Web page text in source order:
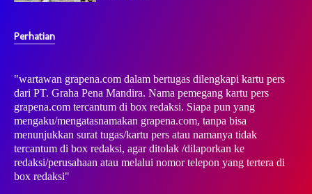
Perhatian
"wartawan grapena.com dalam bertugas dilengkapi kartu pers
dari PT. Graha Pena Mandira. Nama pemegang kartu pers
grapena.com tercantum di box redaksi. Siapa pun yang
mengaku/mengatasnamakan grapena.com, tanpa bisa
menunjukkan surat tugas/kartu pers atau namanya tidak
tercantum di box redaksi, agar ditolak /dilaporkan ke
redaksi/perusahaan atau melalui nomor telepon yang tertera di
box redaksi"